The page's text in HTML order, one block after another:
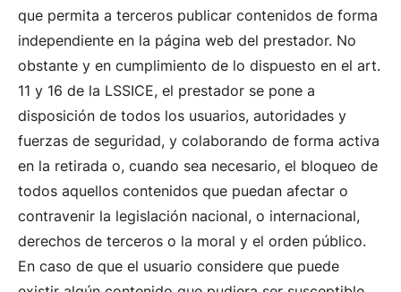
que permita a terceros publicar contenidos de forma
independiente en la página web del prestador. No
obstante y en cumplimiento de lo dispuesto en el art.
11 y 16 de la LSSICE, el prestador se pone a
disposición de todos los usuarios, autoridades y
fuerzas de seguridad, y colaborando de forma activa
en la retirada o, cuando sea necesario, el bloqueo de
todos aquellos contenidos que puedan afectar o
contravenir la legislación nacional, o internacional,
derechos de terceros o la moral y el orden público.
En caso de que el usuario considere que puede